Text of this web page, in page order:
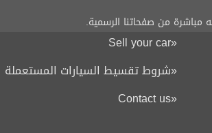
مباشرة من صفحاتنا الرسمية.
«
Sell your car
«شروط تقسيط السيارات المستعملة
«
Contact us